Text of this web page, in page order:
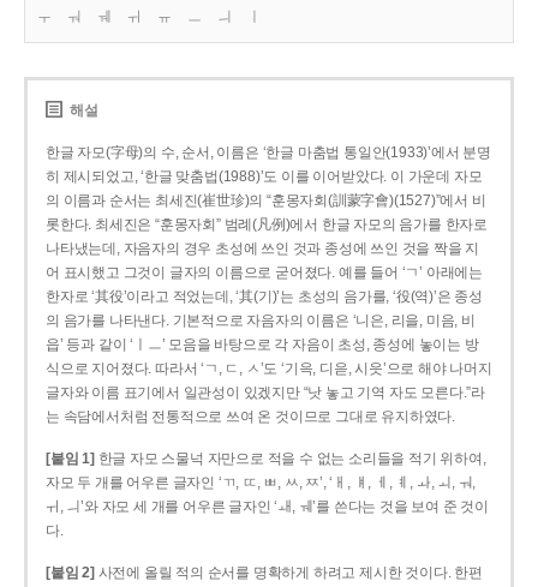
ㅜ
ㅝ ㅞ ㅟ ㅠ ㅡ ㅢ
해설
한글 자모(字母)의 수, 순서, 이름은 ‘한글 마춤법 통일안(1933)’에서 분명
히 제시되었고, ‘한글 맞춤법(1988)’도 이를 이어받았다. 이 가운데 자모
의 이름과 순서는 최세진(崔世珍)의 “훈몽자회(訓蒙字會)(1527)”에서 비
롯한다. 최세진은 “훈몽자회” 범례(凡例)에서 한글 자모의 음가를 한자로
나타냈는데, 자음자의 경우 초성에 쓰인 것과 종성에 쓰인 것을 짝을 지
어 표시했고 그것이 글자의 이름으로 굳어졌다. 예를 들어 ‘ㄱ’ 아래에는
한자로 ‘其役’이라고 적었는데, ‘其(기)’는 초성의 음가를, ‘役(역)’은 종성
의 음가를 나타낸다. 기본적으로 자음자의 이름은 ‘니은, 리을, 미음, 비
읍’ 등과 같이 ‘ㅣㅡ’ 모음을 바탕으로 각 자음이 초성, 종성에 놓이는 방
식으로 지어졌다. 따라서 ‘ㄱ, ㄷ, ㅅ’도 ‘기윽, 디읃, 시읏’으로 해야 나머지
글자와 이름 표기에서 일관성이 있겠지만 “낫 놓고 기역 자도 모른다.”라
는 속담에서처럼 전통적으로 쓰여 온 것이므로 그대로 유지하였다.
[붙임 1] 한글 자모 스물넉 자만으로 적을 수 없는 소리들을 적기 위하여,
자모 두 개를 어우른 글자인 ‘ㄲ, ㄸ, ㅃ, ㅆ, ㅉ’, ‘ㅐ, ㅒ, ㅔ, ㅖ, ㅘ, ㅚ, ㅝ,
ㅟ, ㅢ’와 자모 세 개를 어우른 글자인 ‘ㅙ, ㅞ’를 쓴다는 것을 보여 준 것이
다.
[붙임 2] 사전에 올릴 적의 순서를 명확하게 하려고 제시한 것이다. 한편